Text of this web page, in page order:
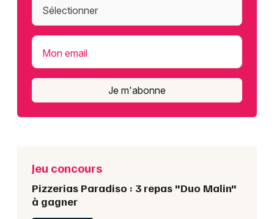
Mon email
Je m'abonne
Jeu concours
Pizzerias Paradiso : 3 repas "Duo Malin"
à gagner